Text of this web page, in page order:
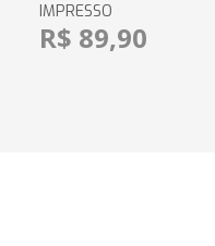
IMPRESSO
R$ 89,90